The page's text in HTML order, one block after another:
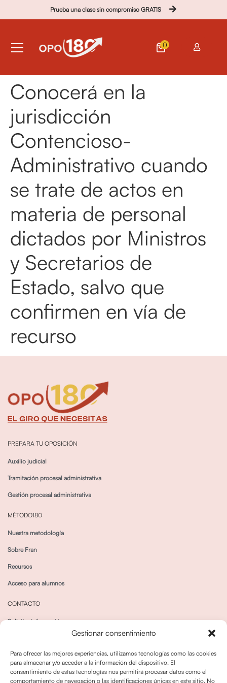
Gestionar consentimiento
Para ofrecer las mejores experiencias, utilizamos tecnologías como las cookies
para almacenar y/o acceder a la información del dispositivo. El
consentimiento de estas tecnologías nos permitirá procesar datos como el
comportamiento de navegación o las identificaciones únicas en este sitio. No
Prueba una clase sin compromiso GRATIS
0
Conocerá en la
jurisdicción
Contencioso-
Administrativo cuando
se trate de actos en
materia de personal
dictados por Ministros
y Secretarios de
Estado, salvo que
confirmen en vía de
recurso
PREPARA TU OPOSICIÓN
Auxilio judicial
Tramitación procesal administrativa
Gestión procesal administrativa
MÉTODO180
Nuestra metodología
Sobre Fran
Recursos
Acceso para alumnos
CONTACTO
Solicitar información